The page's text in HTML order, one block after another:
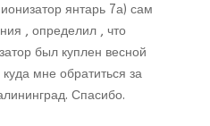
янтарь 7а) сам
, определил , что
был куплен весной
мне обратиться за
Спасибо.